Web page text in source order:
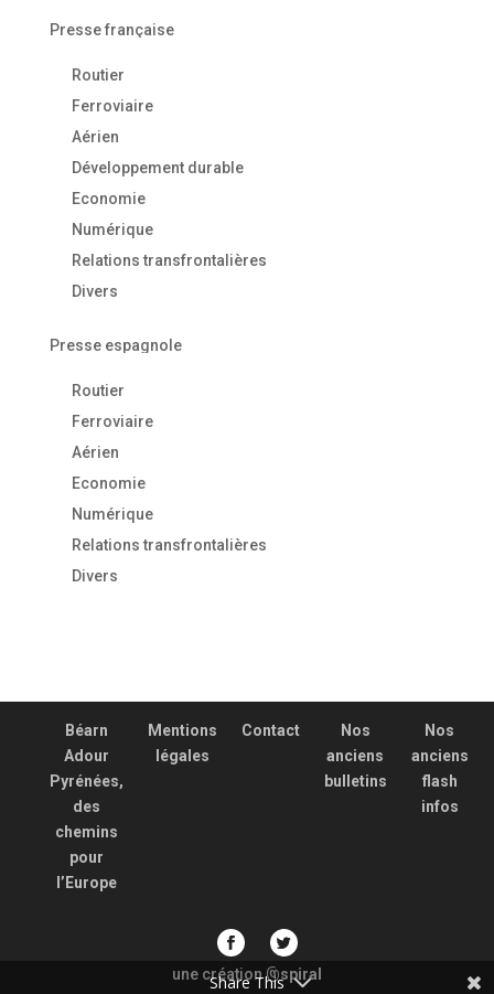
Presse française
Routier
Ferroviaire
Aérien
Développement durable
Economie
Numérique
Relations transfrontalières
Divers
Presse espagnole
Routier
Ferroviaire
Aérien
Economie
Numérique
Relations transfrontalières
Divers
Béarn
Adour
Pyrénées,
des
chemins
pour
l’Europe
Mentions
légales
Contact
Nos
anciens
bulletins
Nos
anciens
flash
infos
une création@spiral
Share This